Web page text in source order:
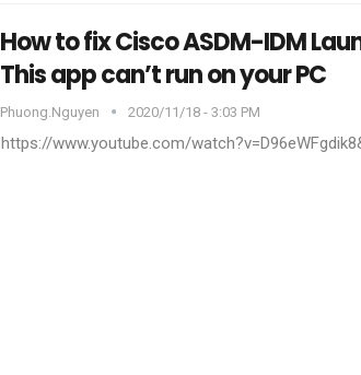
How to fix Cisco ASDM-IDM
This app can’t run on your PC
Phuong.nguyen 2020/11/18 - 3:03 PM
https://www.youtube.com/